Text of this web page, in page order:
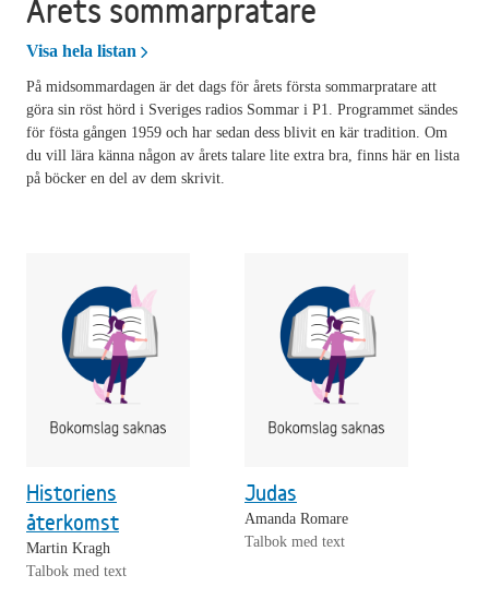
Årets sommarpratare
Visa hela listan Årets sommarpratare
På midsommardagen är det dags för årets första sommarpratare att
göra sin röst hörd i Sveriges radios Sommar i P1. Programmet sändes
för fösta gången 1959 och har sedan dess blivit en kär tradition. Om
du vill lära känna någon av årets talare lite extra bra, finns här en lista
på böcker en del av dem skrivit.
Historiens
återkomst
Martin Kragh
Talbok med text
Judas
Amanda Romare
Talbok med text